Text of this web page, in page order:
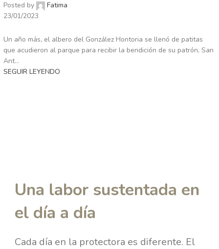
Posted by
Fatima
23/01/2023
Un año más, el albero del González Hontoria se llenó de patitas
que acudieron al parque para recibir la bendición de su patrón, San
Ant...
SEGUIR LEYENDO
Una labor sustentada en
el día a día
Cada día en la protectora es diferente. El